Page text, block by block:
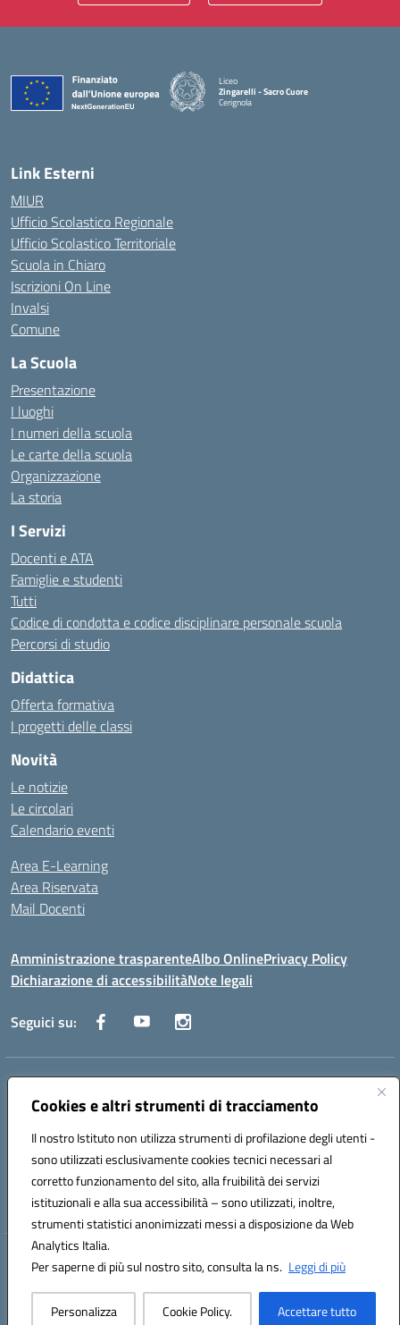
Cookies e altri strumenti di tracciamento
Il nostro Istituto non utilizza strumenti di profilazione degli utenti -
sono utilizzati esclusivamente cookies tecnici necessari al
corretto funzionamento del sito, alla fruibilità dei servizi
istituzionali e alla sua accessibilità – sono utilizzati, inoltre,
strumenti statistici anonimizzati messi a disposizione da Web
Analytics Italia.
Per saperne di più sul nostro sito, consulta la ns. Leggi di più
Personalizza Cookie Policy. Accettare tutto
Liceo
Zingarelli - Sacro Cuore
Cerignola
— Visita la pagina iniziale della scuola
Link Esterni
MIUR
Ufficio Scolastico Regionale
Ufficio Scolastico Territoriale
Scuola in Chiaro
Iscrizioni On Line
Invalsi
Comune
La Scuola
Presentazione
I luoghi
I numeri della scuola
Le carte della scuola
Organizzazione
La storia
I Servizi
Docenti e ATA
Famiglie e studenti
Tutti
Codice di condotta e codice disciplinare personale scuola
Percorsi di studio
Didattica
Offerta formativa
I progetti delle classi
Novità
Le notizie
Le circolari
Calendario eventi
Area E-Learning
Area Riservata
Mail Docenti
Amministrazione trasparenteAlbo OnlinePrivacy Policy
Dichiarazione di accessibilitàNote legali
Seguici su:
Indirizzo:
Centralino:0885 417864 Email:fgpc180008@istruzione.it
Codice fiscale: 90043150714
Codice meccanografico:
FGPC180008
Codice Indice delle Pubbliche Amministrazioni (IPA): lzcc
Hosting & Powered by 3D Solution S.r.l.
Concept & Design by Designers Italia